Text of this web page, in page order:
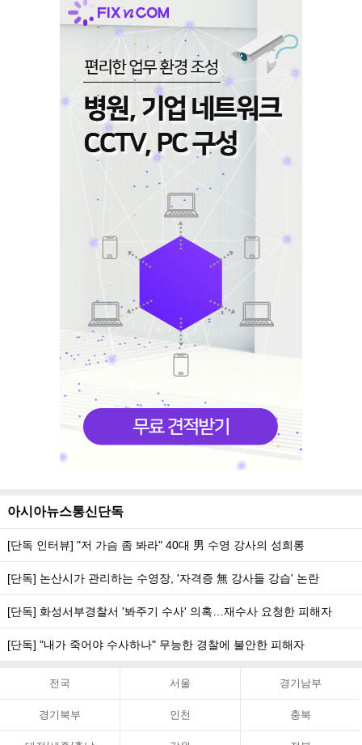
아시아뉴스통신단독
[단독 인터뷰] "저 가슴 좀 봐라" 40대 男 수영 강사의 성희롱
[단독] 논산시가 관리하는 수영장, '자격증 無 강사들 강습' 논란
[단독] 화성서부경찰서 '봐주기 수사' 의혹…재수사 요청한 피해자
[단독] "내가 죽어야 수사하나" 무능한 경찰에 불안한 피해자
전국 서울 경기남부
경기북부 인천 충북